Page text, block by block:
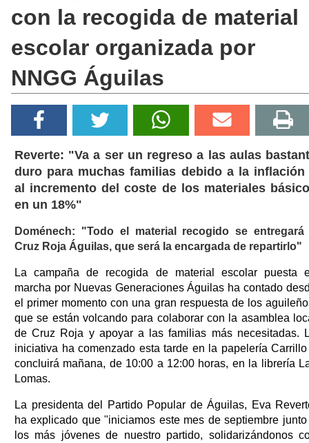
con la recogida de material
escolar organizada por
NNGG Águilas
Reverte: "Va a ser un regreso a las aulas
duro para muchas familias debido a la inflación
al incremento del coste de los materiales
en un 18%"
Doménech: "Todo el material recogido se entregará
Cruz Roja Águilas, que será la encargada de repartirlo"
La campaña de recogida de material escolar puesta
marcha por Nuevas Generaciones Águilas ha contado
el primer momento con una gran respuesta de los
que se están volcando para colaborar con la asamblea
de Cruz Roja y apoyar a las familias más necesitadas.
iniciativa ha comenzado esta tarde en la papelería
concluirá mañana, de 10:00 a 12:00 horas, en la librería
Lomas.
La presidenta del Partido Popular de Águilas, Eva
ha explicado que "iniciamos este mes de septiembre
los más jóvenes de nuestro partido, solidarizándonos